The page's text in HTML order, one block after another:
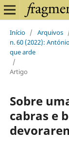
Início / Arquivos
n. 60 (2022):
que arde
/
Artigo
Sobre
cabras e